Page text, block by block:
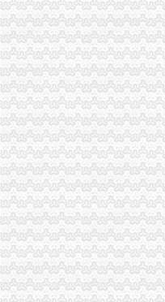
铜梁局重庆代办营业执照迅速做
巴南局认真抓好新《公司法》的
璧山县八塘工商所采取有效措施
忠县局以“建立七类工商”渝中区
经开区分局渝中区代办公司开展
渝中局渝中区工商代办出台流通
国家工商总局检查组对市渝中
长寿局渝中区工商代办抓龙头企
九龙坡局“五包五查一追究”重庆
秀山县“三角”渝中区工商代办商
巴南区个协会聘请法律顾问保障
高新园工商分局加市渝中区工商
潼南局六项“一票否决”重庆代办
高新区分局采取三项有力措施化
南岸局重庆代办营业执照创新方
璧山局渝中区代办营业执照加节
大渡口局重庆代办公司进一步加